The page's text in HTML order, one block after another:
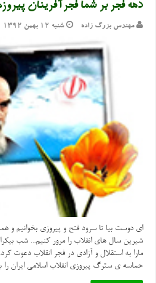
دهه فجر بر شما فجرآفرینان
مهندس بزرگ زاده شنبه ۱۲ بهمن ۱۳۹۲
ای دوست بیا تا سرود فتح و پیروزی بخوانیم و
شیرین سال های انقلاب را مرور کنیم... شب
مارا به استقلال و آزادی در فجر انقلاب دعوت
حماسه ی سترگ پیروزی انقلاب اسلامی ایران را